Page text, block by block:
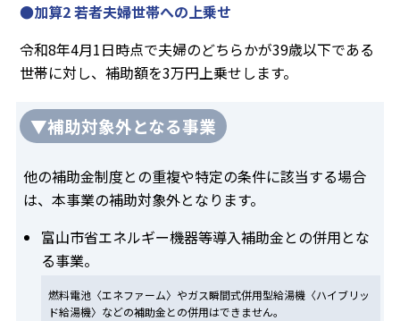
●加算2 若者夫婦世帯への上乗せ
令和8年4月1日時点で夫婦のどちらかが39歳以下である
世帯に対し、補助額を3万円上乗せします。
▼補助対象外となる事業
他の補助金制度との重複や特定の条件に該当する場合
は、本事業の補助対象外となります。
富山市省エネルギー機器等導入補助金との併用とな
る事業。
燃料電池〈エネファーム〉やガス瞬間式併用型給湯機〈ハイブリッ
ド給湯機〉などの補助金との併用はできません。